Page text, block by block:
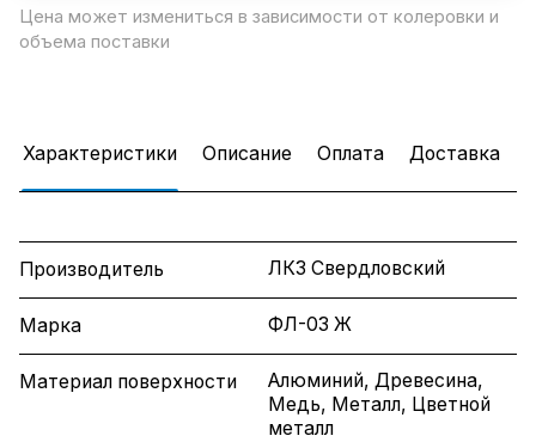
Цена может измениться в зависимости от колеровки и
объема поставки
Характеристики Описание Оплата Доставка
Производитель ЛКЗ Свердловский
Марка ФЛ-03 Ж
Материал поверхности
Алюминий, Древесина,
Медь, Металл, Цветной
металл